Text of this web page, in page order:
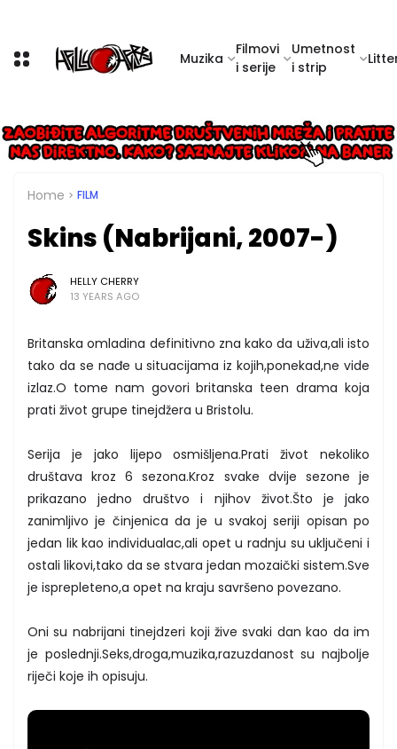
Muzika
Filmovi
i serije
Umetnost
i strip
Home FILM
Skins (Nabrijani, 2007-)
HELLY CHERRY
13 YEARS AGO
Britanska omladina definitivno zna kako da uživa,ali isto
tako da se nađe u situacijama iz kojih,ponekad,ne vide
izlaz.O tome nam govori britanska teen drama koja
prati život grupe tinejdžera u Bristolu.
Serija je jako lijepo osmišljena.Prati život nekoliko
društava kroz 6 sezona.Kroz svake dvije sezone je
prikazano jedno društvo i njihov život.Što je jako
zanimljivo je činjenica da je u svakoj seriji opisan po
jedan lik kao individualac,ali opet u radnju su uključeni i
ostali likovi,tako da se stvara jedan mozaički sistem.Sve
je isprepleteno,a opet na kraju savršeno povezano.
Oni su nabrijani tinejdzeri koji žive svaki dan kao da im
je poslednji.Seks,droga,muzika,razuzdanost su najbolje
riječi koje ih opisuju.